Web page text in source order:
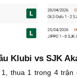
Klubi vs SJK
thua 1 trong 4 trận